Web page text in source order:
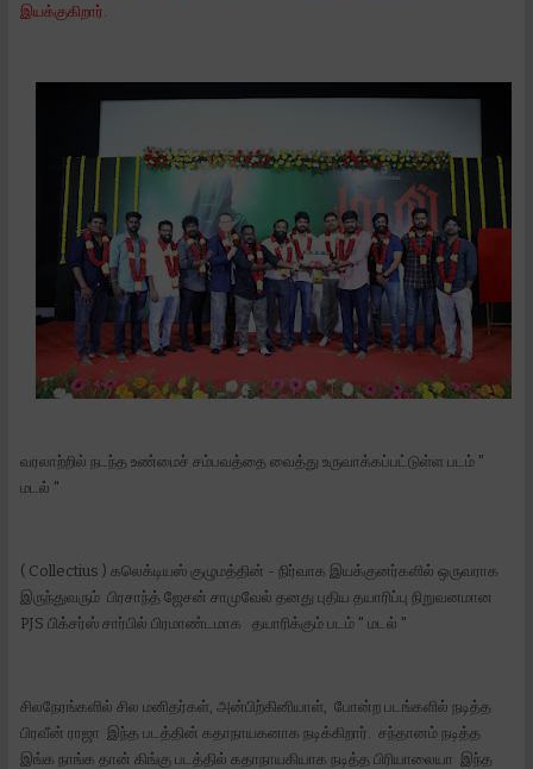
இயக்குகிறார்.
வரலாற்றில் நடந்த உண்மைச் சம்பவத்தை வைத்து உருவாக்கப்பட்டுள்ள படம் "
மடல் "
( Collectius ) கலெக்டியஸ் குழுமத்தின் - நிர்வாக இயக்குனர்களில் ஒருவராக
இருந்துவரும் பிரசாந்த் ஜேசன் சாமுவேல் தனது புதிய தயாரிப்பு நிறுவனமான
PJS பிக்சர்ஸ் சார்பில் பிரமாண்டமாக தயாரிக்கும் படம் " மடல் "
சிலநேரங்களில் சில மனிதர்கள், அன்பிற்கினியாள், போன்ற படங்களில் நடித்த
பிரவீன் ராஜா இந்த படத்தின் கதாநாயகனாக நடிக்கிறார். சந்தானம் நடித்த
இங்க நாங்க தான் கிங்கு படத்தில் கதாநாயகியாக நடித்த பிரியாலையா இந்த